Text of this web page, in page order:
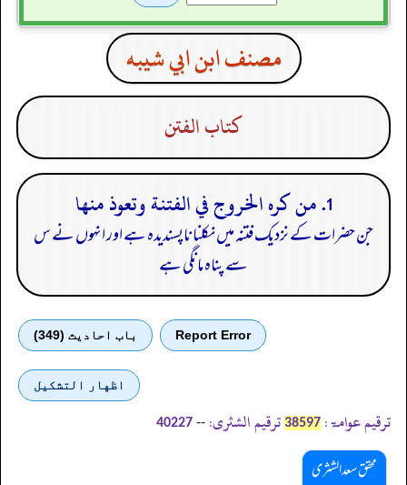
مصنف ابن ابي شيبه
كتاب الفتن
1. من كره الخروج في الفتنة وتعوذ منها
جن حضرات کے نزدیک فتنہ میں نکلنا ناپسندیدہ ہے اور انہوں نے س
سے پناہ مانگی ہے
Report Error باب احادیث (349)
اظهار التشكيل
ترقیم عوامۃ: 38597 ترقیم الشثری: --
40227
محقق سعد الشثری